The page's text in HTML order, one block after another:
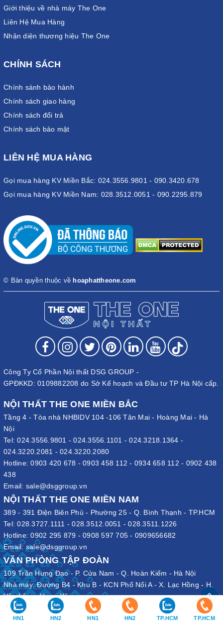
Giới thiệu về nhà máy The One
Liên Hệ Mua Hàng
Nhận diện thương hiệu The One
CHÍNH SÁCH
Chính sánh bảo hành
Chính sách giao hàng
Chính sách đổi trả
Chính sách bảo mật
LIÊN HỆ MUA HÀNG
Gọi mua hàng KV Miền Bắc: 024.3556.9801 - 090.3420.678
Gọi mua hàng KV Miền Nam: 028.3512.0051 - 090.2295.879
© Bản quyền thuộc về hoaphattheone.com
Công Ty Cổ Phần Nội thất DSG GROUP -
GPĐKKD: 0109882208 do Sở Kế hoạch và Đầu tư TP Hà Nội cấp.
NỘI THẤT THE ONE MIỀN BẮC
Tầng 4 - Tòa nhà NHBIDV 104 -106 Tân Mai - Hoàng Mai - Hà
Nội
Tel:024.3556.9801 -024.3556.1101 -024.3218.1364 -
024.3220.2081 - 024.3220.2080
Hotline:0903 420 678 - 0903 458 112 - 0934 658 112 - 0902 438
438
Email: sale@dsggroup.vn
NỘI THẤT THE ONE MIỀN NAM
389 - 391 Điện Biên Phủ - Phường 25 - Q. Bình Thạnh - TP.HCM
Tel:028.3727.1111 -028.3512.0051 -028.3511.1226
Hotline:0902 295 879 - 0908 597 705 - 0909656682
Email:sale@dsggroup.vn
VĂN PHÒNG TẬP ĐOÀN
109 Trần Hưng Đạo - P. Cửa Nam - Q. Hoàn Kiếm - Hà Nội
Nhà máy: Đường B4 - Khu B - KCN Phố Nối A - X. Lạc Hồng - H.
Văn Lâm - Hưng Yên
HN1 HN2 HN1 HN2 TP.HCM TP.HCM